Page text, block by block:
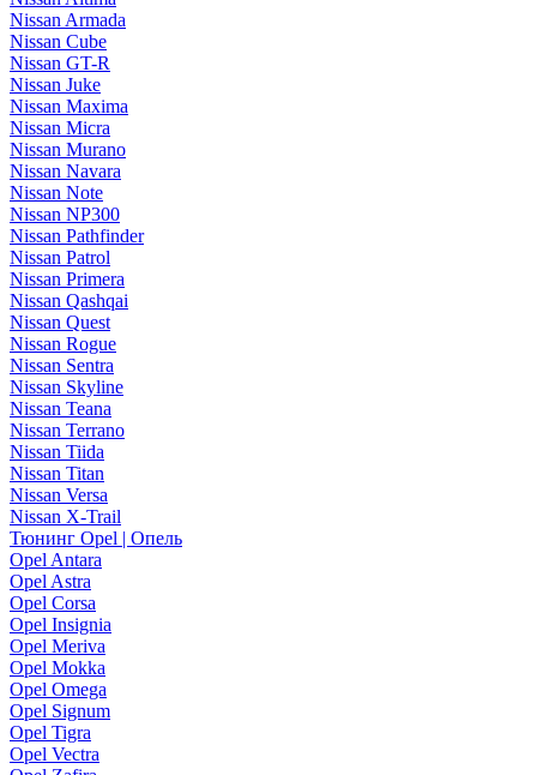
Nissan Armada
Nissan Cube
Nissan GT-R
Nissan Juke
Nissan Maxima
Nissan Micra
Nissan Murano
Nissan Navara
Nissan Note
Nissan NP300
Nissan Pathfinder
Nissan Patrol
Nissan Primera
Nissan Qashqai
Nissan Quest
Nissan Rogue
Nissan Sentra
Nissan Skyline
Nissan Teana
Nissan Terrano
Nissan Tiida
Nissan Titan
Nissan Versa
Nissan X-Trail
Тюнинг Opel | Опель
Opel Antara
Opel Astra
Opel Corsa
Opel Insignia
Opel Meriva
Opel Mokka
Opel Omega
Opel Signum
Opel Tigra
Opel Vectra